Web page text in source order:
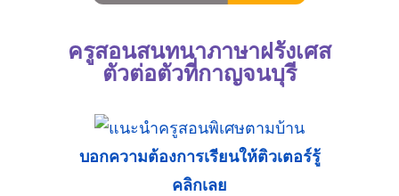
ครูสอนสนทนาภาษาฝรั่งเศส
ตัวต่อตัวที่กาญจนบุรี
บอกความต้องการเรียนให้ติวเตอร์รู้
คลิกเลย